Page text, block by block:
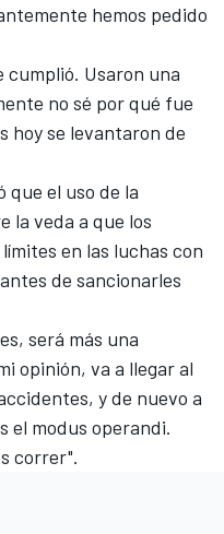
hemos pedido
cumplió. Usaron una
no sé por qué fue
hoy se levantaron de
que el uso de la
la veda a que los
en las luchas con
de sancionarles
será más una
opinión, va a llegar al
y de nuevo a
el modus operandi.
correr".